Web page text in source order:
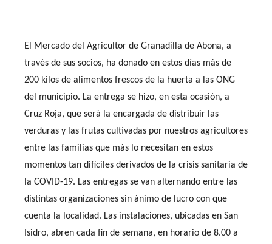
El Mercado del Agricultor de Granadilla de Abona, a
través de sus socios, ha donado en estos días más de
200 kilos de alimentos frescos de la huerta a las ONG
del municipio. La entrega se hizo, en esta ocasión, a
Cruz Roja, que será la encargada de distribuir las
verduras y las frutas cultivadas por nuestros agricultores
entre las familias que más lo necesitan en estos
momentos tan difíciles derivados de la crisis sanitaria de
la COVID-19. Las entregas se van alternando entre las
distintas organizaciones sin ánimo de lucro con que
cuenta la localidad. Las instalaciones, ubicadas en San
Isidro, abren cada fin de semana, en horario de 8.00 a